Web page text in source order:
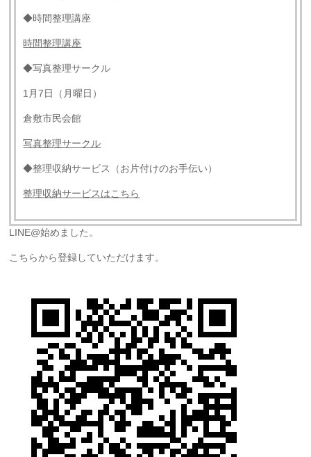
◆時間整理講座
時間整理講座
◆写真整理サークル
1月7日（月曜日）
倉敷市民会館
写真整理サークル
◆整理収納サービス（お片付けのお手伝い）
整理収納サービスはこちら
LINE@始めました。
こちらから登録していただけます。